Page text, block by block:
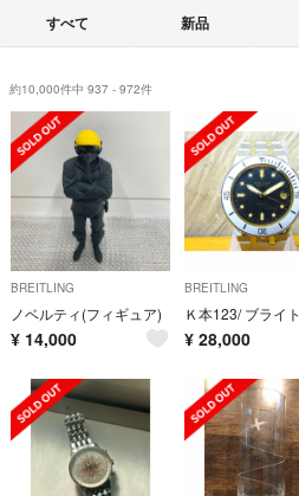
すべて 新品
約10,000件中 937 - 972件
BREITLING
ノベルティ(フィギュア)
¥ 14,000
BREITLING
¥ 28,000